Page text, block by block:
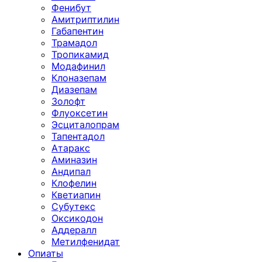
Фенибут
Амитриптилин
Габапентин
Трамадол
Тропикамид
Модафинил
Клоназепам
Диазепам
Золофт
Флуоксетин
Эсциталопрам
Тапентадол
Атаракс
Аминазин
Андипал
Клофелин
Кветиапин
Субутекс
Оксикодон
Аддералл
Метилфенидат
Опиаты